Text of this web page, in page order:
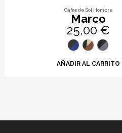
Gafas de Sol Hombre
Marco
25,00 €
AÑADIR AL CARRITO